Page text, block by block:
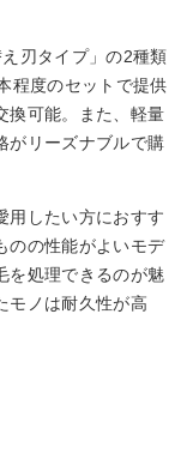
刃タイプ」の2種類
程度のセットで提供
換可能。また、軽量
がリーズナブルで購
用したい方におすす
のの性能がよいモデ
を処理できるのが魅
モノは耐久性が高